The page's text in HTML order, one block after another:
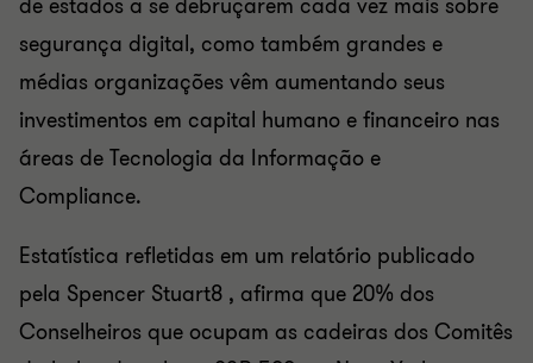
de estados a se debruçarem cada vez mais sobre
segurança digital, como também grandes e
médias organizações vêm aumentando seus
investimentos em capital humano e financeiro nas
áreas de Tecnologia da Informação e
Compliance.
Estatística refletidas em um relatório publicado
pela Spencer Stuart8 , afirma que 20% dos
Conselheiros que ocupam as cadeiras dos Comitês